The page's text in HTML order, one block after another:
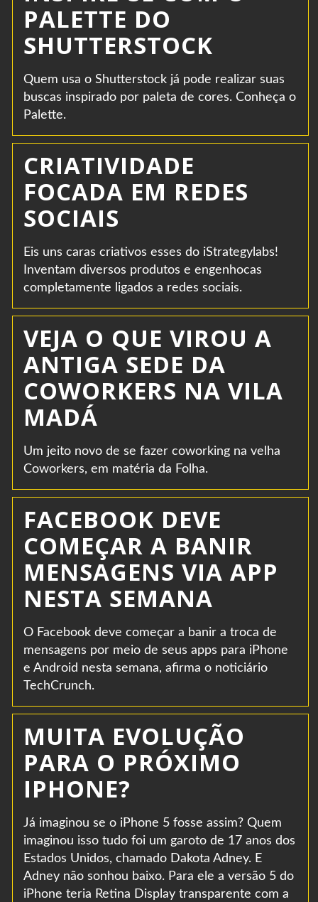
PALETTE DO
SHUTTERSTOCK
Quem usa o Shutterstock já pode realizar suas
buscas inspirado por paleta de cores. Conheça o
Palette.
CRIATIVIDADE
FOCADA EM REDES
SOCIAIS
Eis uns caras criativos esses do iStrategylabs!
Inventam diversos produtos e engenhocas
completamente ligados a redes sociais.
VEJA O QUE VIROU A
ANTIGA SEDE DA
COWORKERS NA VILA
MADÁ
Um jeito novo de se fazer coworking na velha
Coworkers, em matéria da Folha.
FACEBOOK DEVE
COMEÇAR A BANIR
MENSAGENS VIA APP
NESTA SEMANA
O Facebook deve começar a banir a troca de
mensagens por meio de seus apps para iPhone
e Android nesta semana, afirma o noticiário
TechCrunch.
MUITA EVOLUÇÃO
PARA O PRÓXIMO
IPHONE?
Já imaginou se o iPhone 5 fosse assim? Quem
imaginou isso tudo foi um garoto de 17 anos dos
Estados Unidos, chamado Dakota Adney. E
Adney não sonhou baixo. Para ele a versão 5 do
iPhone teria Retina Display transparente com a